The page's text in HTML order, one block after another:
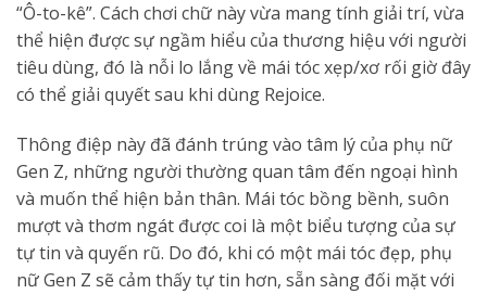
“Ô-to-kê”. Cách chơi chữ này vừa mang tính giải trí, vừa
thể hiện được sự ngầm hiểu của thương hiệu với người
tiêu dùng, đó là nỗi lo lắng về mái tóc xẹp/xơ rối giờ đây
có thể giải quyết sau khi dùng Rejoice.
Thông điệp này đã đánh trúng vào tâm lý của phụ nữ
Gen Z, những người thường quan tâm đến ngoại hình
và muốn thể hiện bản thân. Mái tóc bồng bềnh, suôn
mượt và thơm ngát được coi là một biểu tượng của sự
tự tin và quyến rũ. Do đó, khi có một mái tóc đẹp, phụ
nữ Gen Z sẽ cảm thấy tự tin hơn, sẵn sàng đối mặt với